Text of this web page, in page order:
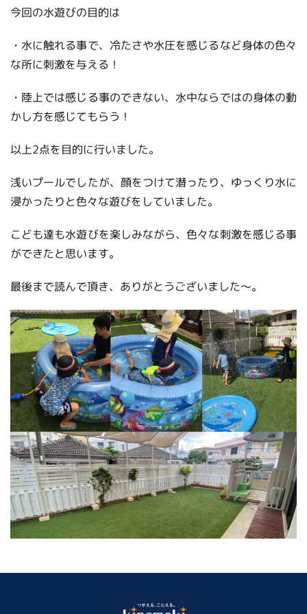
今回の水遊びの目的は
・水に触れる事で、冷たさや水圧を感じるなど身体の色々
な所に刺激を与える！
・陸上では感じる事のできない、水中ならではの身体の動
かし方を感じてもらう！
以上2点を目的に行いました。
浅いプールでしたが、顔をつけて潜ったり、ゆっくり水に
浸かったりと色々な遊びをしていました。
こども達も水遊びを楽しみながら、色々な刺激を感じる事
ができたと思います。
最後まで読んで頂き、ありがとうございました～。